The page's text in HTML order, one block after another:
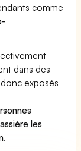
comme
dans des
exposés
les
.